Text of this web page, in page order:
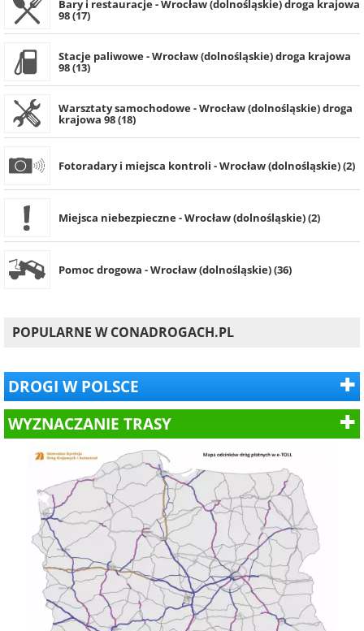
Bary i restauracje - Wrocław (dolnośląskie) droga krajowa
98 (17)
Stacje paliwowe - Wrocław (dolnośląskie) droga krajowa
98 (13)
Warsztaty samochodowe - Wrocław (dolnośląskie) droga
krajowa 98 (18)
Fotoradary i miejsca kontroli - Wrocław (dolnośląskie) (2)
Miejsca niebezpieczne - Wrocław (dolnośląskie) (2)
Pomoc drogowa - Wrocław (dolnośląskie) (36)
POPULARNE W CONADROGACH.PL
DROGI W POLSCE
WYZNACZANIE TRASY